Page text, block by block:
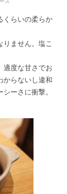
くらいの柔らか
ません。塩こ
適度な甘さでお
からないし違和
ーさに衝撃。